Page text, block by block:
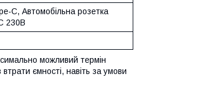
C, Автомобільна розетка
230В
можливий термін
ємності, навіть за умови